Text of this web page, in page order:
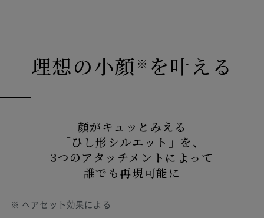
理想の小顔 ※ を叶える
顔がキュッとみえる
「ひし形シルエット」を、
3つのアタッチメントによって
誰でも再現可能に
※ ヘアセット効果による